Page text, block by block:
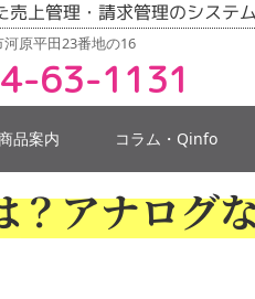
売上管理・請求管理のシステ
原平田23番地の16
63-1131
品案内 コラム・Qinfo
アナログ